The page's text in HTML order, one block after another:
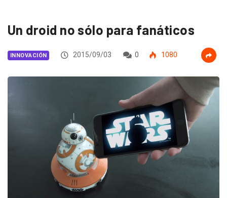
Un droid no sólo para fanáticos
INNOVACIÓN 2015/09/03 0 1080